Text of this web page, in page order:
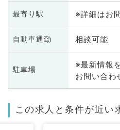
最寄り駅 ※詳細はお
自動車通勤 相談可能
駐車場
※最新情報
お問い合わ
この求人と条件が近い